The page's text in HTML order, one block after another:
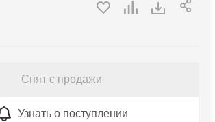
Снят с продажи
Узнать о поступлении